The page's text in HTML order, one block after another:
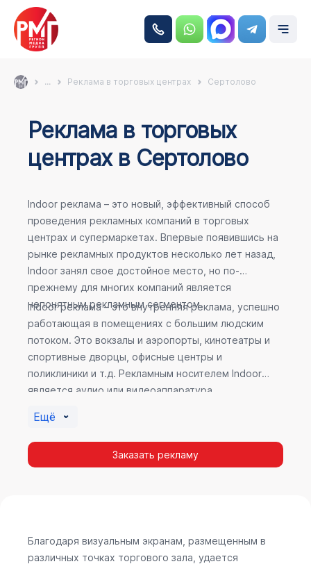
... Реклама в торговых центрах Сертолово
Реклама в торговых
центрах в Сертолово
Indoor реклама – это новый, эффективный способ
проведения рекламных компаний в торговых
центрах и супермаркетах. Впервые появившись на
рынке рекламных продуктов несколько лет назад,
Indoor занял свое достойное место, но по-
прежнему для многих компаний является
непонятным рекламным сегментом.
Indoor реклама – это внутренняя реклама, успешно
работающая в помещениях с большим людским
потоком. Это вокзалы и аэропорты, кинотеатры и
спортивные дворцы, офисные центры и
поликлиники и т.д. Рекламным носителем Indoor
является аудио или видеоаппаратура,
эффективность приносит такой вид рекламы в
местах продаж, поскольку воздействие на
покупателя в момент выбора товара наиболее
Indoor рекламы.
Ещё
Заказать рекламу
Благодаря визуальным экранам, размещенным в
различных точках торгового зала, удается